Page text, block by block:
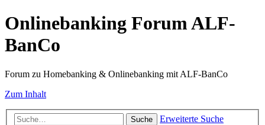
Onlinebanking Forum ALF-
BanCo
Forum zu Homebanking & Onlinebanking mit ALF-BanCo
Zum Inhalt
Suche Erweiterte Suche